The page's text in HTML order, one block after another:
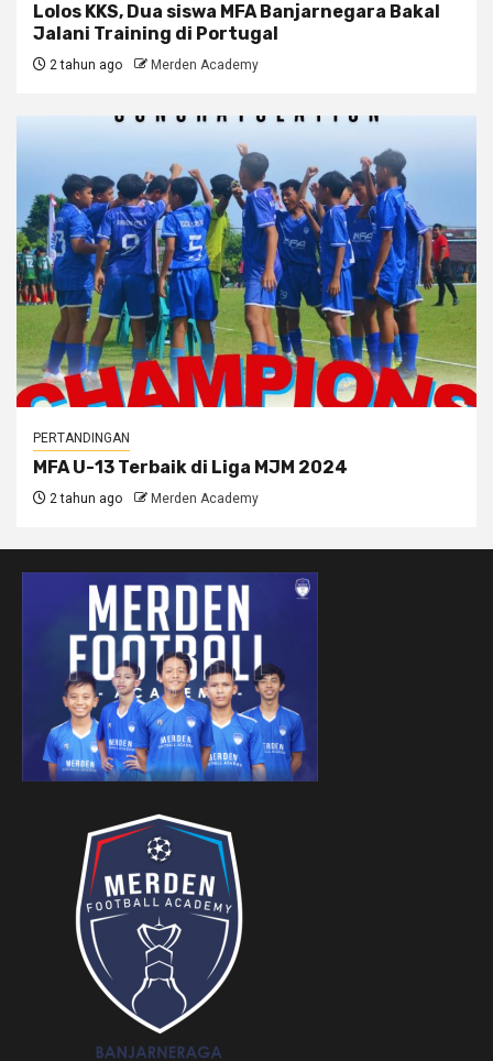
Lolos KKS, Dua siswa MFA Banjarnegara Bakal
Jalani Training di Portugal
2 tahun ago Merden Academy
PERTANDINGAN
MFA U-13 Terbaik di Liga MJM 2024
2 tahun ago Merden Academy